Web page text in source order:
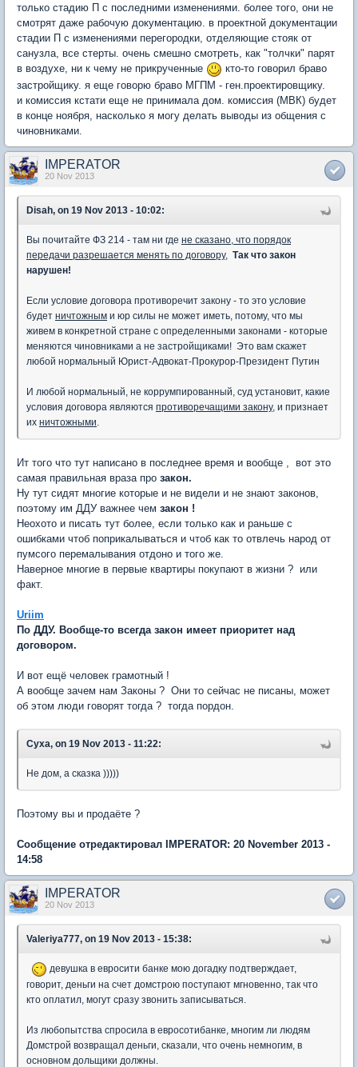
только стадию П с последними изменениями. более того, они не
смотрят даже рабочую документацию. в проектной документации
стадии П с изменениями перегородки, отделяющие стояк от
санузла, все стерты. очень смешно смотреть, как "толчки" парят
в воздухе, ни к чему не прикрученные
кто-то говорил браво
застройщику. я еще говорю браво МГПМ - ген.проектировщику.
и комиссия кстати еще не принимала дом. комиссия (МВК) будет
в конце ноября, насколько я могу делать выводы из общения с
чиновниками.
IMPERATOR
20 Nov 2013
Disah, on 19 Nov 2013 - 10:02:
Вы почитайте ФЗ 214 - там ни где не сказано, что порядок
передачи разрешается менять по договору, Так что закон
нарушен!
Если условие договора противоречит закону - то это условие
будет ничтожным и юр силы не может иметь, потому, что мы
живем в конкретной стране с определенными законами - которые
меняются чиновниками а не застройщиками! Это вам скажет
любой нормальный Юрист-Адвокат-Прокурор-Президент Путин
И любой нормальный, не коррумпированный, суд установит, какие
условия договора являются противоречащими закону, и признает
их ничтожными
Ит того что тут написано в последнее время и вообще , вот это
самая правильная враза про закон.
Ну тут сидят многие которые и не видели и не знают законов,
поэтому им ДДУ важнее чем закон !
Неохото и писать тут более, если только как и раньше с
ошибками чтоб поприкалываться и чтоб как то отвлечь народ от
пумсого перемалывания отдоно и того же.
Наверное многие в первые квартиры покупают в жизни ? или
факт.
Uriim
По ДДУ. Вообще-то всегда закон имеет приоритет над
договором.
И вот ещё человек грамотный !
А вообще зачем нам Законы ? Они то сейчас не писаны, может
об этом люди говорят тогда ? тогда пордон.
Cyxa, on 19 Nov 2013 - 11:22:
Не дом, а сказка )))))
Поэтому вы и продаёте ?
Сообщение отредактировал IMPERATOR: 20 November 2013 -
14:58
IMPERATOR
20 Nov 2013
Valeriya777, on 19 Nov 2013 - 15:38:
девушка в евросити банке мою догадку подтверждает,
говорит, деньги на счет домстрою поступают мгновенно, так что
кто оплатил, могут сразу звонить записываться.
Из любопытства спросила в евросотибанке, многим ли людям
Домстрой возвращал деньги, сказали, что очень немногим, в
основном дольщики должны.